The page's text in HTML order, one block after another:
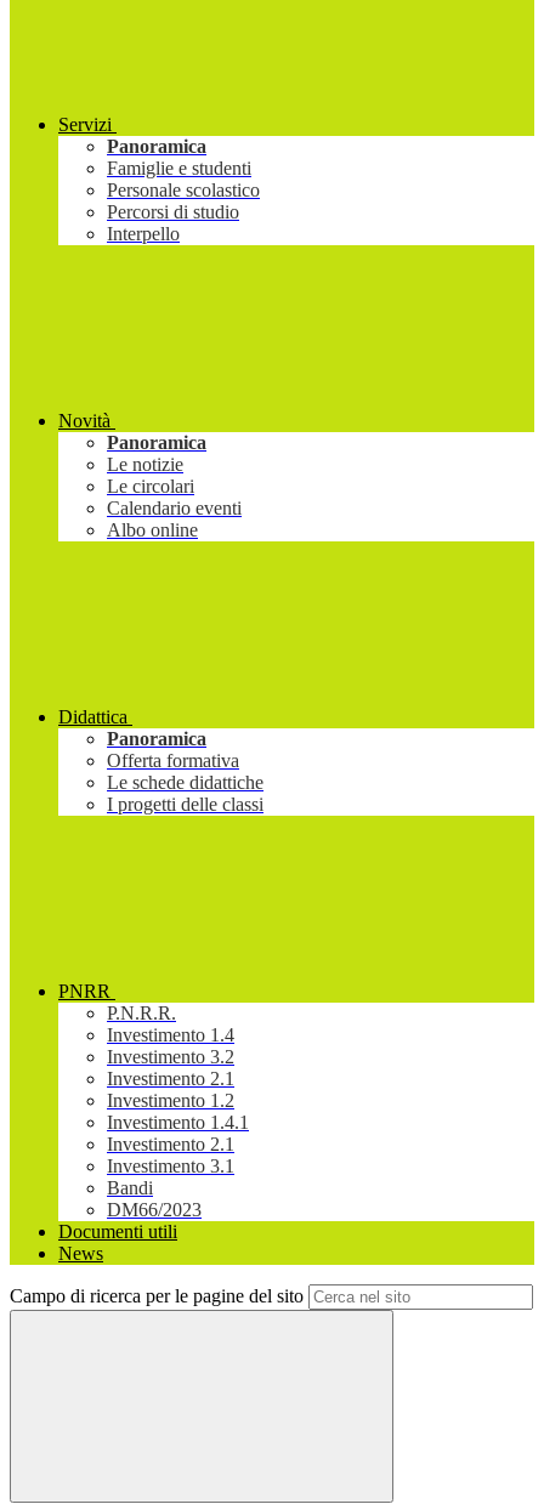
Servizi
Panoramica
Famiglie e studenti
Personale scolastico
Percorsi di studio
Interpello
Novità
Panoramica
Le notizie
Le circolari
Calendario eventi
Albo online
Didattica
Panoramica
Offerta formativa
Le schede didattiche
I progetti delle classi
PNRR
P.N.R.R.
Investimento 1.4
Investimento 3.2
Investimento 2.1
Investimento 1.2
Investimento 1.4.1
Investimento 2.1
Investimento 3.1
Bandi
DM66/2023
Documenti utili
News
Campo di ricerca per le pagine del sito